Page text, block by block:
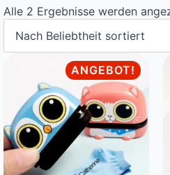
Alle 2 Ergebnisse werden
ANGEBOT!